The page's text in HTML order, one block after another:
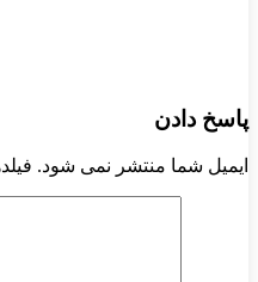
پاسخ دادن
ایمیل شما منتشر نمی شود.